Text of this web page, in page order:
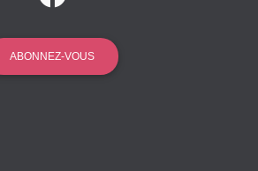
ABONNEZ-VOUS